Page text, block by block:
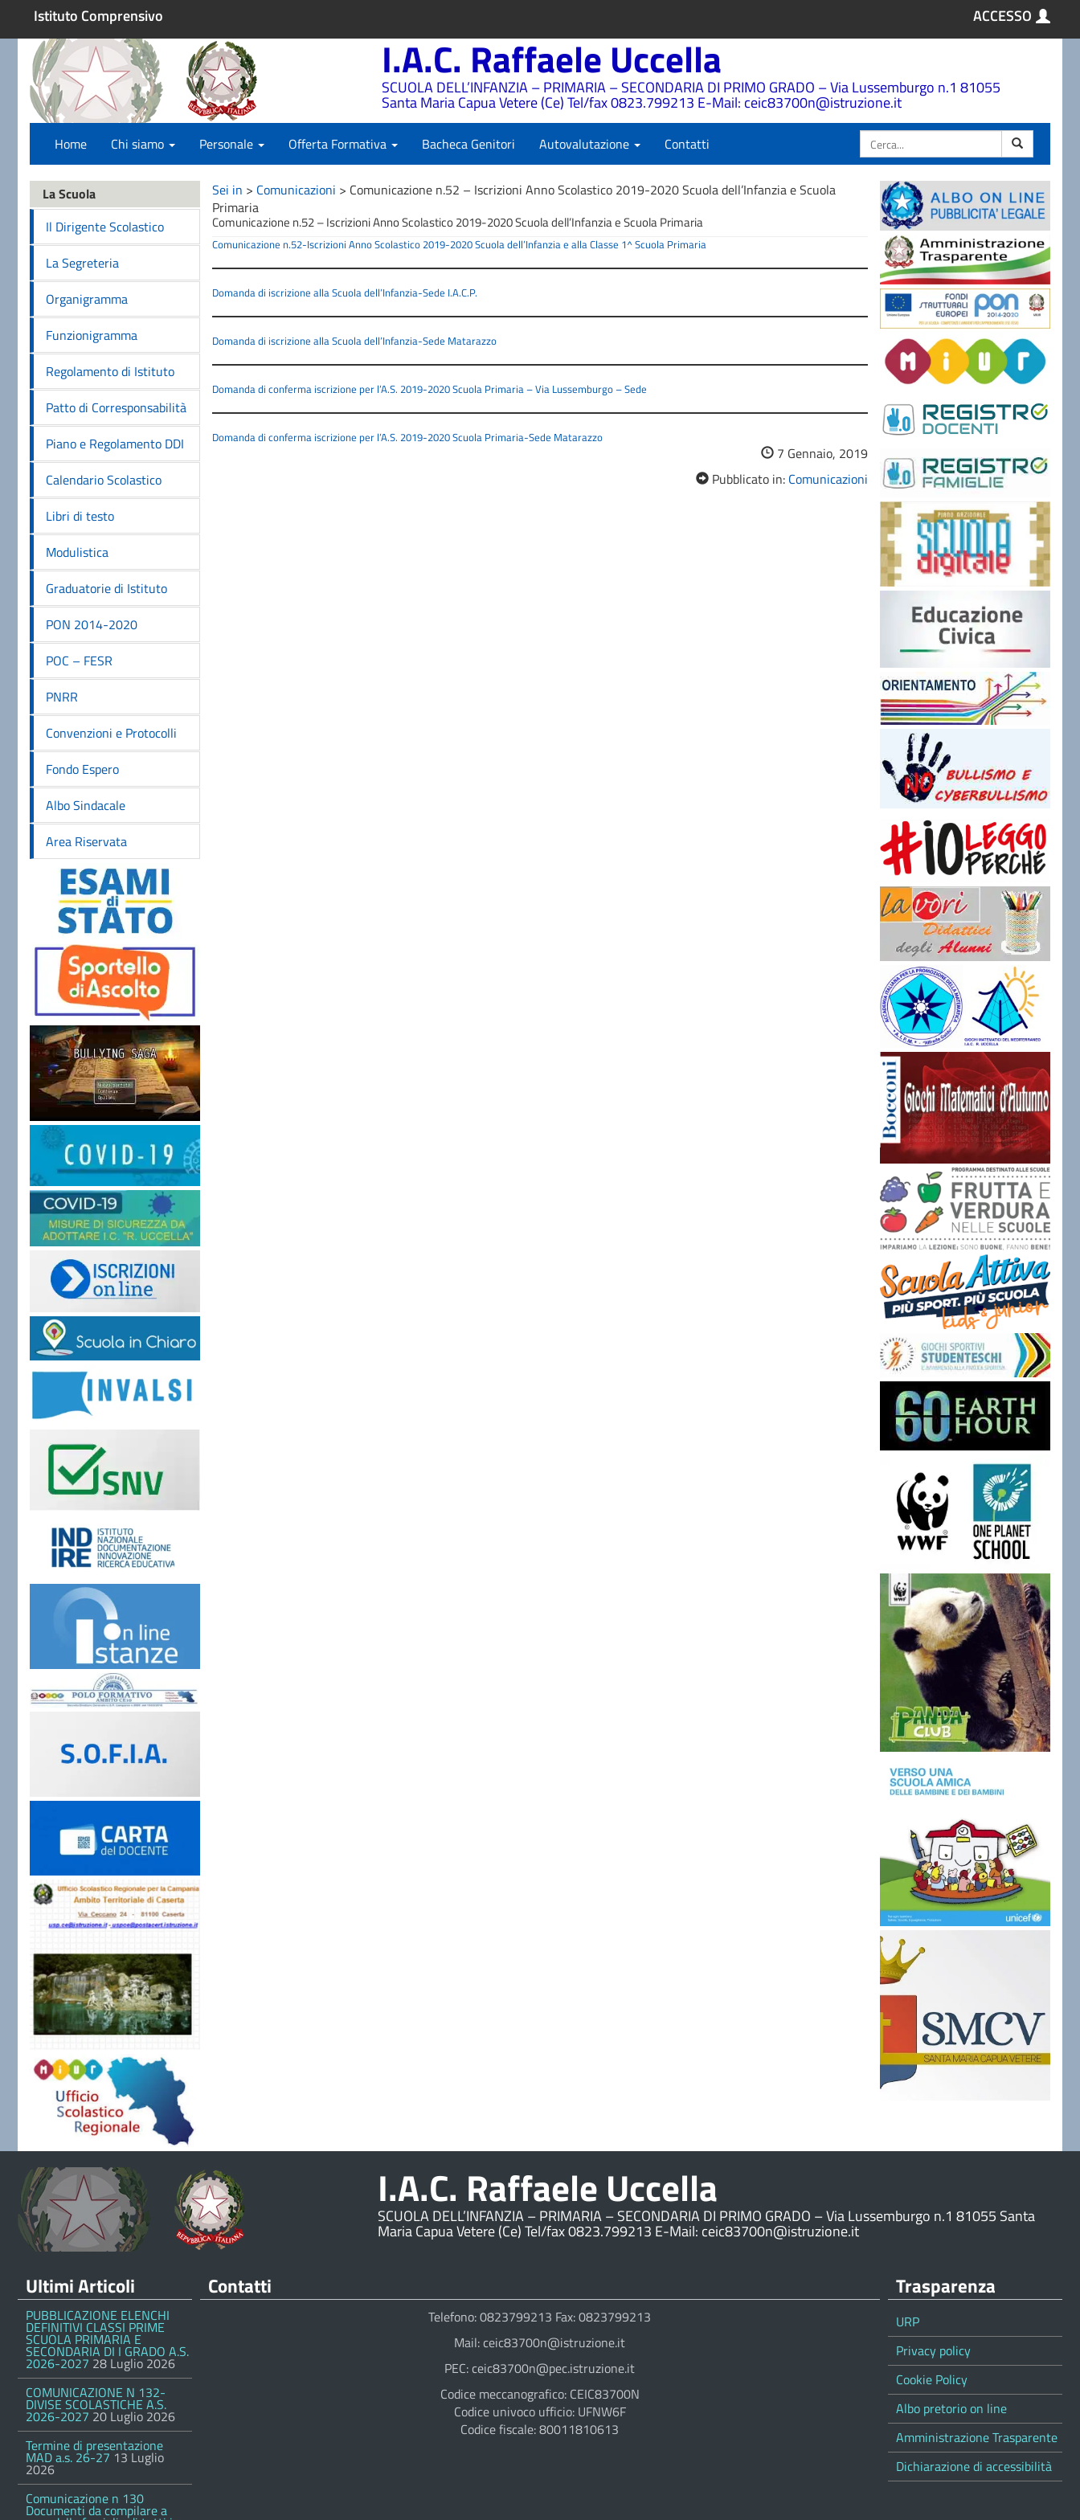
Istituto Comprensivo ACCESSO
I.A.C. Raffaele Uccella
SCUOLA DELL’INFANZIA – PRIMARIA – SECONDARIA DI PRIMO GRADO – Via Lussemburgo n.1 81055
Santa Maria Capua Vetere (Ce) Tel/fax 0823.799213 E-Mail: ceic83700n@istruzione.it
Cerca
Home Chi siamo Personale Offerta Formativa Bacheca Genitori Autovalutazione Contatti
La Scuola
Il Dirigente Scolastico
La Segreteria
Organigramma
Funzionigramma
Regolamento di Istituto
Patto di Corresponsabilità
Piano e Regolamento DDI
Calendario Scolastico
Libri di testo
Modulistica
Graduatorie di Istituto
PON 2014-2020
POC – FESR
PNRR
Convenzioni e Protocolli
Fondo Espero
Albo Sindacale
Area Riservata
Sei in > Comunicazioni > Comunicazione n.52 – Iscrizioni Anno Scolastico 2019-2020 Scuola dell’Infanzia e Scuola
Primaria
Comunicazione n.52 – Iscrizioni Anno Scolastico 2019-2020 Scuola dell’Infanzia e Scuola Primaria
Comunicazione n.52-Iscrizioni Anno Scolastico 2019-2020 Scuola dell’Infanzia e alla Classe 1^ Scuola Primaria
Domanda di iscrizione alla Scuola dell’Infanzia-Sede I.A.C.P.
Domanda di iscrizione alla Scuola dell’Infanzia-Sede Matarazzo
Domanda di conferma iscrizione per l’A.S. 2019-2020 Scuola Primaria – Via Lussemburgo – Sede
Domanda di conferma iscrizione per l’A.S. 2019-2020 Scuola Primaria-Sede Matarazzo
7 Gennaio, 2019
Pubblicato in: Comunicazioni
I.A.C. Raffaele Uccella
SCUOLA DELL’INFANZIA – PRIMARIA – SECONDARIA DI PRIMO GRADO – Via Lussemburgo n.1 81055 Santa
Maria Capua Vetere (Ce) Tel/fax 0823.799213 E-Mail: ceic83700n@istruzione.it
Ultimi Articoli
PUBBLICAZIONE ELENCHI
DEFINITIVI CLASSI PRIME
SCUOLA PRIMARIA E
SECONDARIA DI I GRADO A.S.
2026-2027 28 Luglio 2026
COMUNICAZIONE N 132-
DIVISE SCOLASTICHE A.S.
2026-2027 20 Luglio 2026
Termine di presentazione
MAD a.s. 26-27 13 Luglio
2026
Comunicazione n 130
Documenti da compilare a
Contatti
Telefono: 0823799213 Fax: 0823799213
Mail: ceic83700n@istruzione.it
PEC: ceic83700n@pec.istruzione.it
Codice meccanografico: CEIC83700N
Codice univoco ufficio: UFNW6F
Codice fiscale: 80011810613
Trasparenza
URP
Privacy policy
Cookie Policy
Albo pretorio on line
Amministrazione Trasparente
Dichiarazione di accessibilità